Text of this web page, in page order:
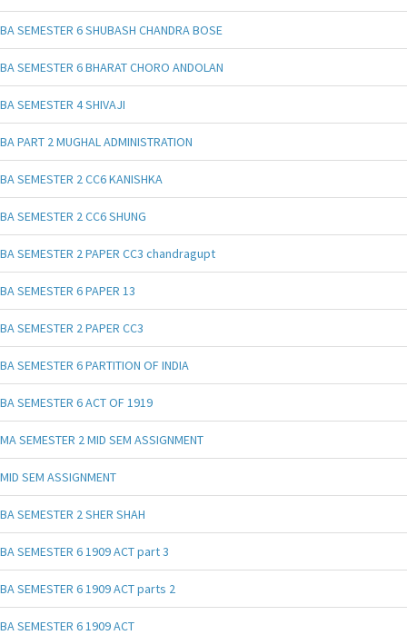
BA SEMESTER 6 SHUBASH CHANDRA BOSE
BA SEMESTER 6 BHARAT CHORO ANDOLAN
BA SEMESTER 4 SHIVAJI
BA PART 2 MUGHAL ADMINISTRATION
BA SEMESTER 2 CC6 KANISHKA
BA SEMESTER 2 CC6 SHUNG
BA SEMESTER 2 PAPER CC3 chandragupt
BA SEMESTER 6 PAPER 13
BA SEMESTER 2 PAPER CC3
BA SEMESTER 6 PARTITION OF INDIA
BA SEMESTER 6 ACT OF 1919
MA SEMESTER 2 MID SEM ASSIGNMENT
MID SEM ASSIGNMENT
BA SEMESTER 2 SHER SHAH
BA SEMESTER 6 1909 ACT part 3
BA SEMESTER 6 1909 ACT parts 2
BA SEMESTER 6 1909 ACT